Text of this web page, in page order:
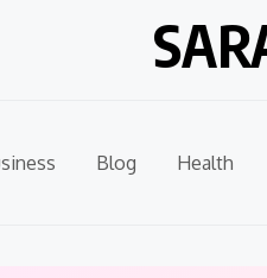
Blog Health